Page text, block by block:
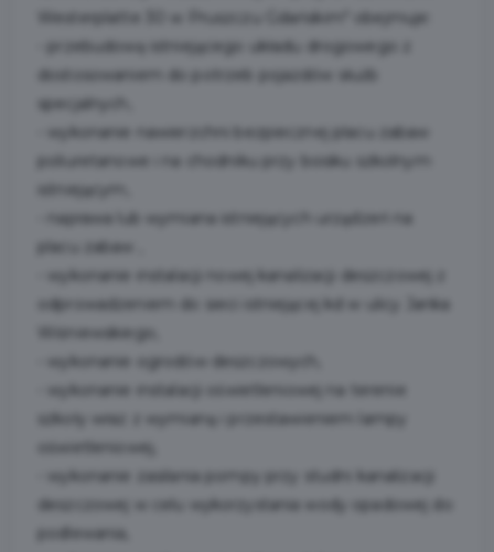
Westerplatte 30 w Pruszczu Gdańskim" obejmuje:
- przebudowę istniejącego układu drogowego z
dostosowaniem do potrzeb pojazdów służb
specjalnych,
- wykonanie nawierzchni bezpiecznej placu zabaw
poliuretanowe i na chodniku przy boisku szkolnym
istniejącym,
- naprawa lub wymiana istniejących urządzeń na
placu zabaw ,
- wykonanie instalacji nowej kanalizacji deszczowej z
odprowadzeniem do sieci istniejącej kd w ulicy Janka
Wiśniewskiego,
- wykonanie ogrodów deszczowych,
- wykonanie instalacji oświetleniowej na terenie
szkoły wraz z wymianą i przestawieniem lampy
oświetleniowej,
- wykonanie zasilania pompy przy studni kanalizacji
deszczowej w celu wykorzystania wody opadowej do
podlewania,